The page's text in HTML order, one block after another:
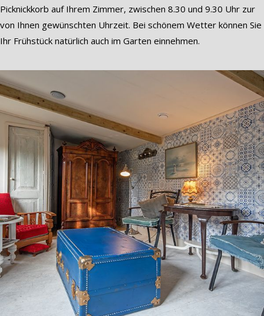
Picknickkorb auf Ihrem Zimmer, zwischen 8.30 und 9.30 Uhr zur
von Ihnen gewünschten Uhrzeit. Bei schönem Wetter können Sie
Ihr Frühstück natürlich auch im Garten einnehmen.